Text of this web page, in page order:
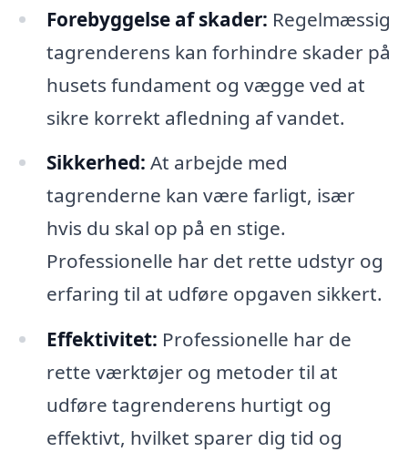
Forebyggelse af skader: Regelmæssig
tagrenderens kan forhindre skader på
husets fundament og vægge ved at
sikre korrekt afledning af vandet.
Sikkerhed: At arbejde med
tagrenderne kan være farligt, især
hvis du skal op på en stige.
Professionelle har det rette udstyr og
erfaring til at udføre opgaven sikkert.
Effektivitet: Professionelle har de
rette værktøjer og metoder til at
udføre tagrenderens hurtigt og
effektivt, hvilket sparer dig tid og